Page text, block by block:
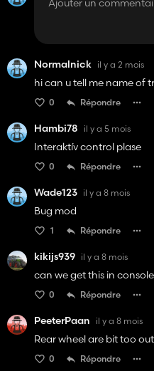
Normalnick il y a 2 mois
hi can u tell me name of
0 Répondre
Hambi78 il y a 5 mois
Interaktív control plase
0 Répondre
Wade123 il y a 8 mois
Bug mod
1 Répondre
kikijs939 il y a 8 mois
can we get this in console
0 Répondre
PeeterPaan il y a 8 mois
Rear wheel are bit too
0 Répondre